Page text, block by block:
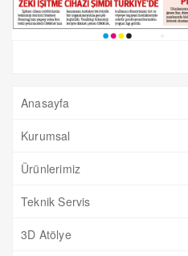
Anasayfa
Kurumsal
Ürünlerimiz
Teknik Servis
3D Atölye